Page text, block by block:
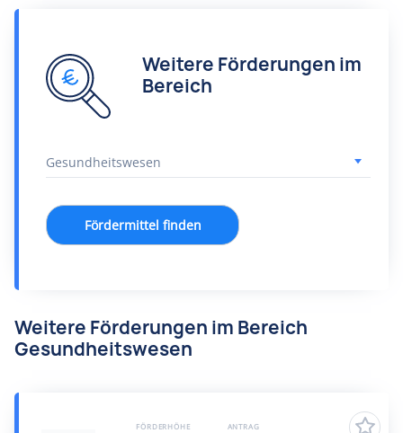
Weitere Förderungen im
Bereich
Fördermittel finden
Weitere Förderungen im Bereich
Gesundheitswesen
FÖRDERHÖHE ANTRAG